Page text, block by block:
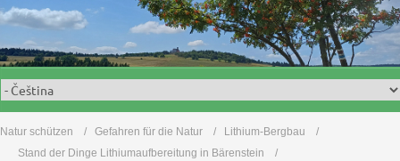
o
t
e
n
Natur schützen Gefahren für die Natur
Lithium-Bergbau
Stand der Dinge Lithiumaufbereitung in Bärenstein